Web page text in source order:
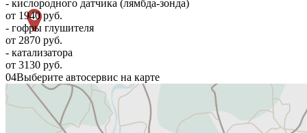
- кислородного датчика (лямбда-зонда)
от 1940 руб.
- гофры глушителя
от 2870 руб.
- катализатора
от 3130 руб.
04Выберите автосервис на карте